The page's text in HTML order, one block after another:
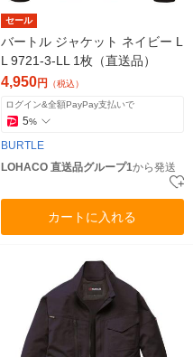
セール
バートル ジャケット ネイビー L
L 9721-3-LL 1枚（直送品）
4,950円 （税込）
ログイン&全額PayPay支払いで
5%
BURTLE
LOHACO 直送品グループ1から発送
カートに入れる